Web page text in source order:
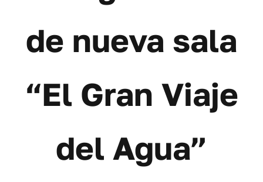
Contáctanos
de nueva sala
“El Gran Viaje
del Agua”